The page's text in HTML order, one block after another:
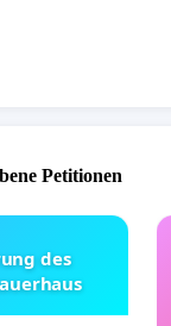
Petitionen
des